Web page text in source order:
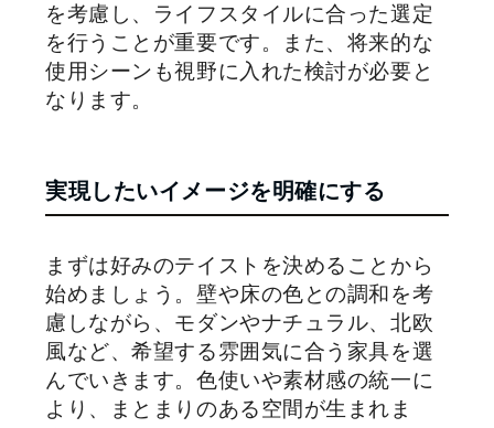
を考慮し、ライフスタイルに合った選定
を行うことが重要です。また、将来的な
使用シーンも視野に入れた検討が必要と
なります。
実現したいイメージを明確にする
まずは好みのテイストを決めることから
始めましょう。壁や床の色との調和を考
慮しながら、モダンやナチュラル、北欧
風など、希望する雰囲気に合う家具を選
んでいきます。色使いや素材感の統一に
より、まとまりのある空間が生まれま